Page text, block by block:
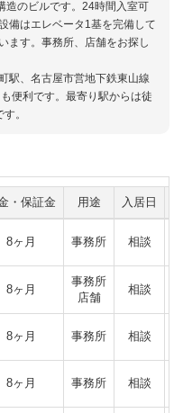
造のビルです。24時間入室可
備はエレベータ1基を完備して
ます。事務所、店舗をお探し
駅、名古屋市営地下鉄東山線
便利です。最寄り駅からは徒
。
・保証金 用途 入居日
8ヶ月 事務所 相談
8ヶ月
事務所
店舗
相談
8ヶ月 事務所 相談
8ヶ月 事務所 相談